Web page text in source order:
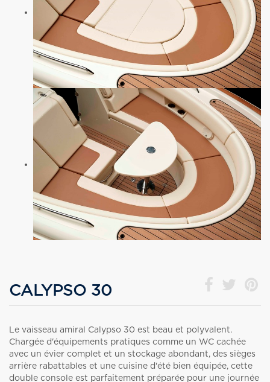
CALYPSO 30
Le vaisseau amiral Calypso 30 est beau et polyvalent.
Chargée d'équipements pratiques comme un WC cachée
avec un évier complet et un stockage abondant, des sièges
arrière rabattables et une cuisine d'été bien équipée, cette
double console est parfaitement préparée pour une journée